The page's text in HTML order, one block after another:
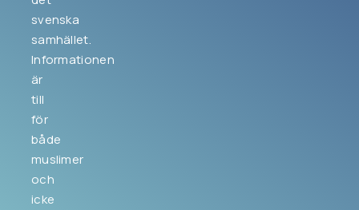
svenska
samhället.
Informationen
är
till
för
både
muslimer
och
icke